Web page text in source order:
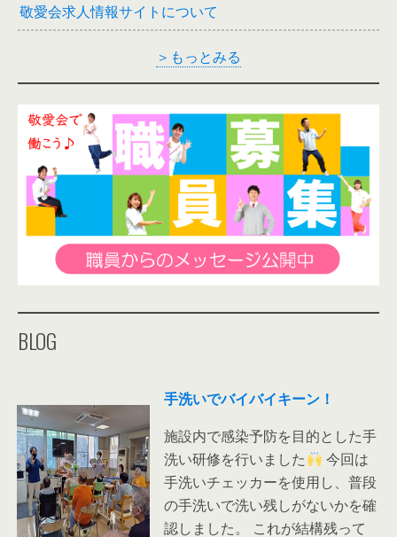
敬愛会求人情報サイトについて
＞もっとみる
BLOG
手洗いでバイバイキーン！
施設内で感染予防を目的とした手
洗い研修を行いました
今回は
手洗いチェッカーを使用し、普段
の手洗いで洗い残しがないかを確
認しました。 これが結構残って